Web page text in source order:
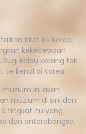
tiket ke Korea.
kekecewaan
kalau korang tak
terkenal di Korea.
muzium ini akan
muzium di sini dan
tingkat itu yang
dan antarabangsa.